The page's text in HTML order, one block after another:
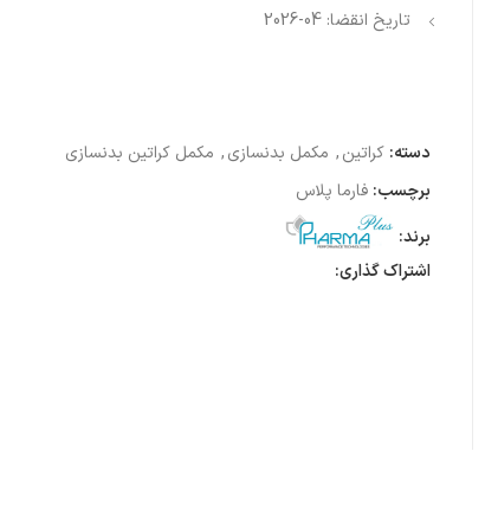
تاریخ انقضا: 04-2026
دسته: کراتین, مکمل بدنسازی, مکمل کراتین بدنسازی
برچسب: فارما پلاس
برند:
اشتراک گذاری: